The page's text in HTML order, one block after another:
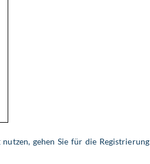
gehen Sie für die Registrierung